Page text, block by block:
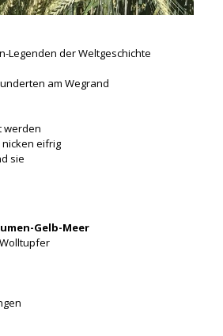
Legenden der Weltgeschichte
am Wegrand
werden
eifrig
sie
Gelb-Meer